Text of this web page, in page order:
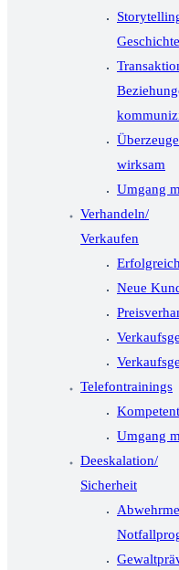
wirksam
Umgang
Verhandeln/
Verkaufen
Neue
Telefontrainings
Umgang
Deeskalation/
Sicherheit